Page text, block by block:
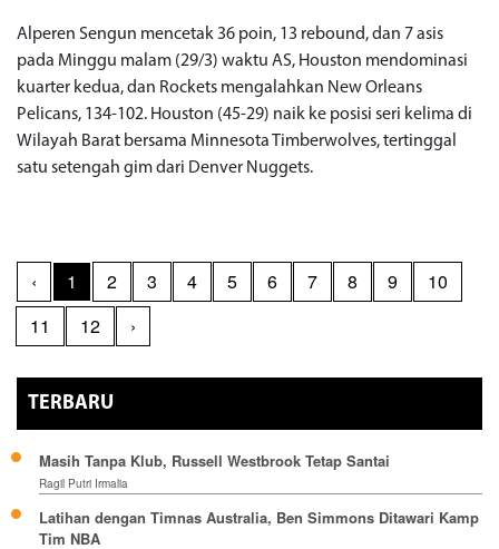
Alperen Sengun mencetak 36 poin, 13 rebound, dan 7 asis
pada Minggu malam (29/3) waktu AS, Houston mendominasi
kuarter kedua, dan Rockets mengalahkan New Orleans
Pelicans, 134-102. Houston (45-29) naik ke posisi seri kelima di
Wilayah Barat bersama Minnesota Timberwolves, tertinggal
satu setengah gim dari Denver Nuggets.
‹ 1 2 3 4 5 6 7 8 9
10
11
12 ›
TERBARU
Masih Tanpa Klub, Russell Westbrook Tetap Santai
Ragil Putri Irmalia
Latihan dengan Timnas Australia, Ben Simmons Ditawari Kamp
Tim NBA